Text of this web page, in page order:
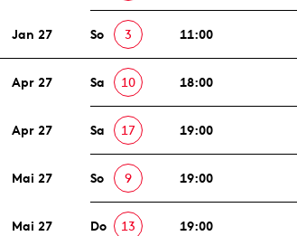
Jan 27 So 3 11:00
Apr 27 Sa 10 18:00
Apr 27 Sa 17 19:00
Mai 27 So 9 19:00
Mai 27 Do 13 19:00